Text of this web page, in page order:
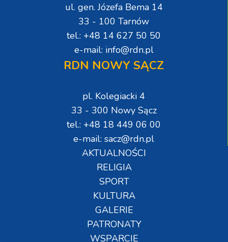
ul. gen. Józefa Bema 14
33 - 100 Tarnów
tel.: +48 14 627 50 50
e-mail: info@rdn.pl
RDN NOWY SĄCZ
pl. Kolegiacki 4
33 - 300 Nowy Sącz
tel.: +48 18 449 06 00
e-mail: sacz@rdn.pl
AKTUALNOŚCI
RELIGIA
SPORT
KULTURA
GALERIE
PATRONATY
WSPARCIE